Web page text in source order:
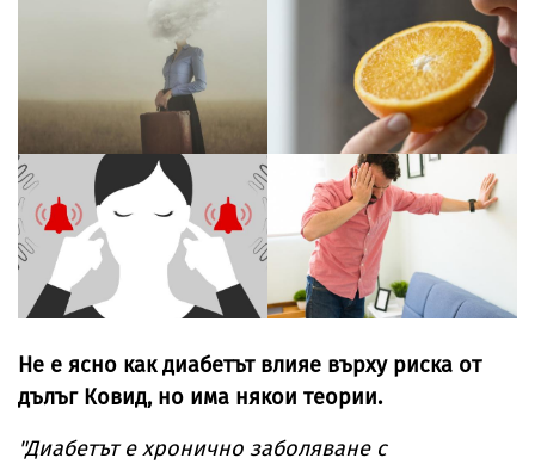
Не е ясно как диабетът влияе върху риска от
дълъг Ковид, но има някои теории.
"Диабетът е хронично заболяване с